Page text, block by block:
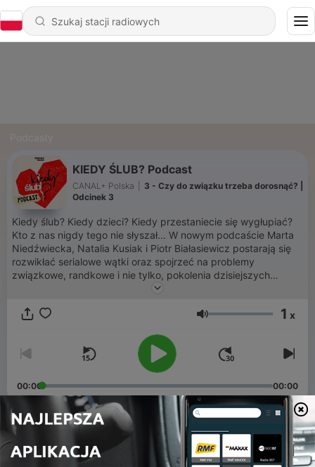
KIEDY ŚLUB? Podcast
CANAL+ Polska
3 - Czy do związku trzeba dorosnąć? |
Odcinek 3
Kiedy ślub? Kiedy dzieci? Kiedy przestaniecie się wygłupiać?
Kto z nas nigdy tego nie słyszał... W nowym podcaście Marta
Niedźwiecka, Natalia Kusiak i Piotr Białasiewicz postarają się
rozwikłać serialowe wątki oraz spojrzeć na problemy
związkowe, randkowe i nie tylko, pokolenia dzisiejszych
czemu jest tak źle? 13 lat związku i w końcu powiedzieli
odcinki KIEDY ŚLUB? co piątek w CANAL+ online.
Głośność 1 x
00:00 00:00
Odcinki